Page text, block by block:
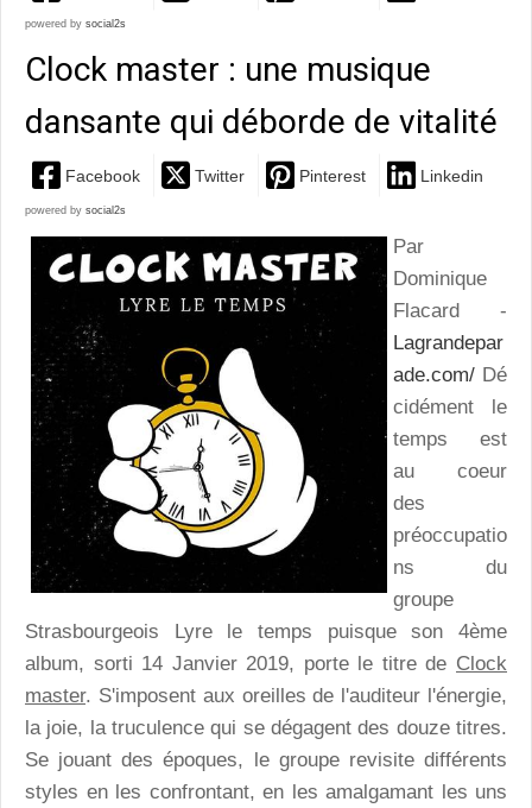
powered by social2s
Clock master : une musique
dansante qui déborde de vitalité
Facebook Twitter Pinterest Linkedin
powered by social2s
Par
Dominique
Flacard -
Lagrandepar
ade.com/ Dé
cidément le
temps est
au coeur
des
préoccupatio
ns du
groupe
Strasbourgeois Lyre le temps puisque son 4ème
album, sorti 14 Janvier 2019, porte le titre de Clock
master. S'imposent aux oreilles de l'auditeur l'énergie,
la joie, la truculence qui se dégagent des douze titres.
Se jouant des époques, le groupe revisite différents
styles en les confrontant, en les amalgamant les uns